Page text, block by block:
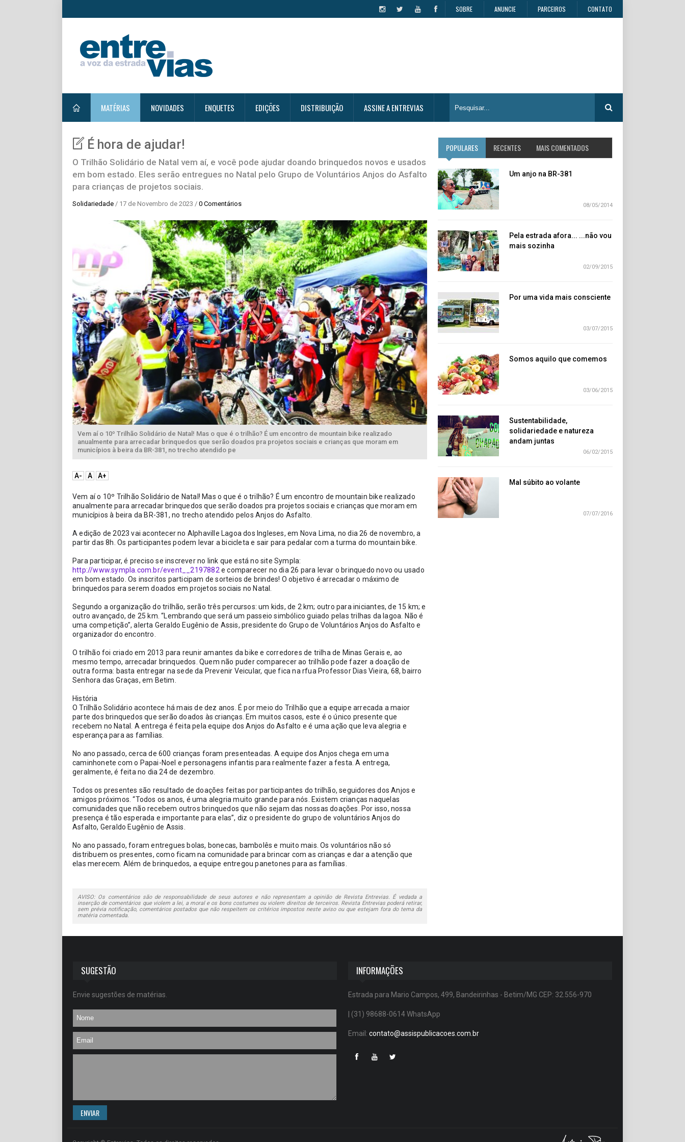
SOBRE ANUNCIE PARCEIROS CONTATO
MATÉRIAS NOVIDADES ENQUETES EDIÇÕES DISTRIBUIÇÃO ASSINE A ENTREVIAS
É hora de ajudar!
O Trilhão Solidário de Natal vem aí, e você pode ajudar doando brinquedos novos e usados
em bom estado. Eles serão entregues no Natal pelo Grupo de Voluntários Anjos do Asfalto
para crianças de projetos sociais.
Solidariedade / 17 de Novembro de 2023 / 0 Comentários
Vem aí o 10º Trilhão Solidário de Natal! Mas o que é o trilhão? É um encontro de mountain bike realizado
anualmente para arrecadar brinquedos que serão doados pra projetos sociais e crianças que moram em
municípios à beira da BR-381, no trecho atendido pe
A- A A+
Vem aí o 10º Trilhão Solidário de Natal! Mas o que é o trilhão? É um encontro de mountain bike realizado
anualmente para arrecadar brinquedos que serão doados pra projetos sociais e crianças que moram em
municípios à beira da BR-381, no trecho atendido pelos Anjos do Asfalto.
A edição de 2023 vai acontecer no Alphaville Lagoa dos Ingleses, em Nova Lima, no dia 26 de novembro, a
partir das 8h. Os participantes podem levar a bicicleta e sair para pedalar com a turma do mountain bike.
http://www.sympla.com.br/event__2197882 e comparecer no dia 26 para levar o brinquedo novo ou usado
em bom estado. Os inscritos participam de sorteios de brindes! O objetivo é arrecadar o máximo de
brinquedos para serem doados em projetos sociais no Natal.
Segundo a organização do trilhão, serão três percursos: um kids, de 2 km; outro para iniciantes, de 15 km; e
outro avançado, de 25 km. “Lembrando que será um passeio simbólico guiado pelas trilhas da lagoa. Não é
uma competição”, alerta Geraldo Eugênio de Assis, presidente do Grupo de Voluntários Anjos do Asfalto e
organizador do encontro.
O trilhão foi criado em 2013 para reunir amantes da bike e corredores de trilha de Minas Gerais e, ao
mesmo tempo, arrecadar brinquedos. Quem não puder comparecer ao trilhão pode fazer a doação de
outra forma: basta entregar na sede da Prevenir Veicular, que fica na rfua Professor Dias Vieira, 68, bairro
Senhora das Graças, em Betim.
História
O Trilhão Solidário acontece há mais de dez anos. É por meio do Trilhão que a equipe arrecada a maior
parte dos brinquedos que serão doados às crianças. Em muitos casos, este é o único presente que
recebem no Natal. A entrega é feita pela equipe dos Anjos do Asfalto e é uma ação que leva alegria e
esperança para as famílias.
No ano passado, cerca de 600 crianças foram presenteadas. A equipe dos Anjos chega em uma
caminhonete com o Papai-Noel e personagens infantis para realmente fazer a festa. A entrega,
geralmente, é feita no dia 24 de dezembro.
Todos os presentes são resultado de doações feitas por participantes do trilhão, seguidores dos Anjos e
amigos próximos. “Todos os anos, é uma alegria muito grande para nós. Existem crianças naquelas
comunidades que não recebem outros brinquedos que não sejam das nossas doações. Por isso, nossa
presença é tão esperada e importante para elas”, diz o presidente do grupo de voluntários Anjos do
Asfalto, Geraldo Eugênio de Assis.
No ano passado, foram entregues bolas, bonecas, bambolês e muito mais. Os voluntários não só
distribuem os presentes, como ficam na comunidade para brincar com as crianças e dar a atenção que
elas merecem. Além de brinquedos, a equipe entregou panetones para as famílias.
AVISO: Os comentários são de responsabilidade de seus autores e não representam a opinião de Revista Entrevias. É vedada a
inserção de comentários que violem a lei, a moral e os bons costumes ou violem direitos de terceiros. Revista Entrevias poderá retirar,
sem prévia notificação, comentários postados que não respeitem os critérios impostos neste aviso ou que estejam fora do tema da
matéria comentada.
POPULARES RECENTES MAIS COMENTADOS
Um anjo na BR-381
08/05/2014
Pela estrada afora... ...não vou
mais sozinha
02/09/2015
Por uma vida mais consciente
03/07/2015
Somos aquilo que comemos
03/06/2015
Sustentabilidade,
solidariedade e natureza
andam juntas
06/02/2015
Mal súbito ao volante
07/07/2016
SUGESTÃO
Envie sugestões de matérias.
ENVIAR
INFORMAÇÕES
Estrada para Mario Campos, 499, Bandeirinhas - Betim/MG CEP: 32.556-970
| (31) 98688-0614 WhatsApp
Email: contato@assispublicacoes.com.br